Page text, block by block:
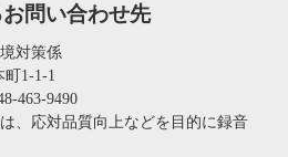
問い合わせ先
対策係
1-1-1
463-9490
、応対品質向上などを目的に録音